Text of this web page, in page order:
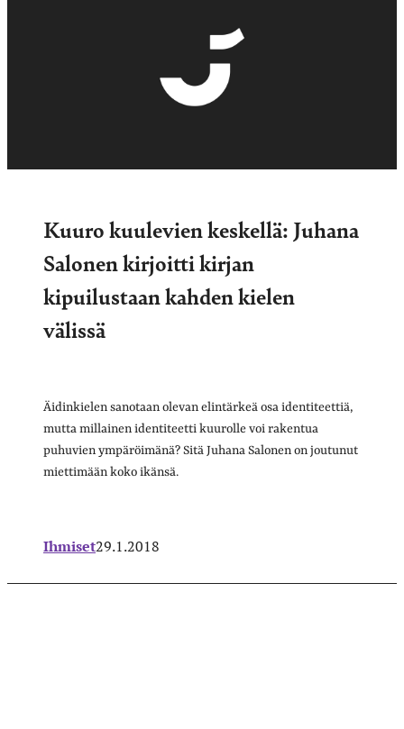
Kuuro kuulevien keskellä: Juhana
Salonen kirjoitti kirjan
kipuilustaan kahden kielen
välissä
Äidinkielen sanotaan olevan elintärkeä osa identiteettiä,
mutta millainen identiteetti kuurolle voi rakentua
puhuvien ympäröimänä? Sitä Juhana Salonen on joutunut
miettimään koko ikänsä.
Ihmiset29.1.2018